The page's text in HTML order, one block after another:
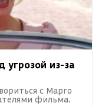
угрозой из-за
с Марго
фильма.